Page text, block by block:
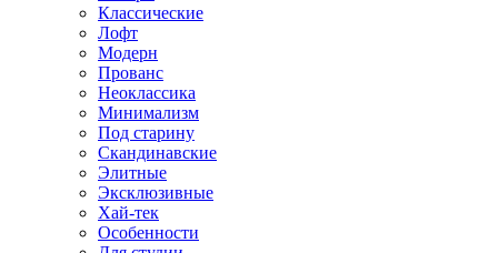
Классические
Лофт
Модерн
Прованс
Неоклассика
Минимализм
Под старину
Скандинавские
Элитные
Эксклюзивные
Хай-тек
Особенности